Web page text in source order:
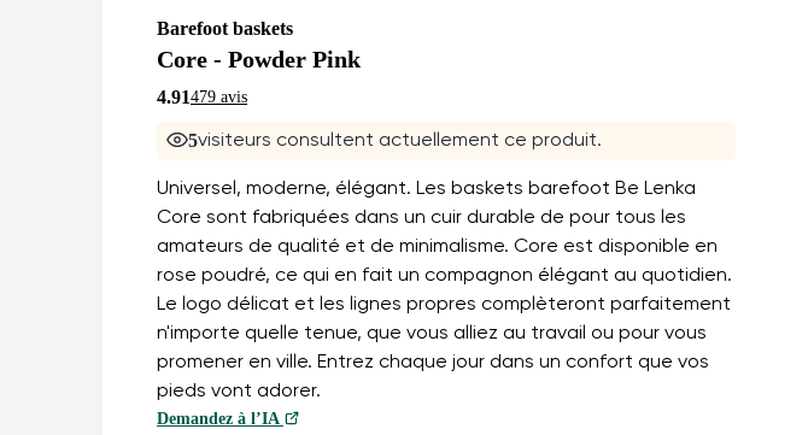
Barefoot baskets
Core - Powder Pink
4.91479 avis
5visiteurs consultent actuellement ce produit.
Universel, moderne, élégant. Les baskets barefoot Be Lenka
Core sont fabriquées dans un cuir durable de pour tous les
amateurs de qualité et de minimalisme. Core est disponible en
rose poudré, ce qui en fait un compagnon élégant au quotidien.
Le logo délicat et les lignes propres complèteront parfaitement
n'importe quelle tenue, que vous alliez au travail ou pour vous
promener en ville. Entrez chaque jour dans un confort que vos
pieds vont adorer.
Demandez à l’IA